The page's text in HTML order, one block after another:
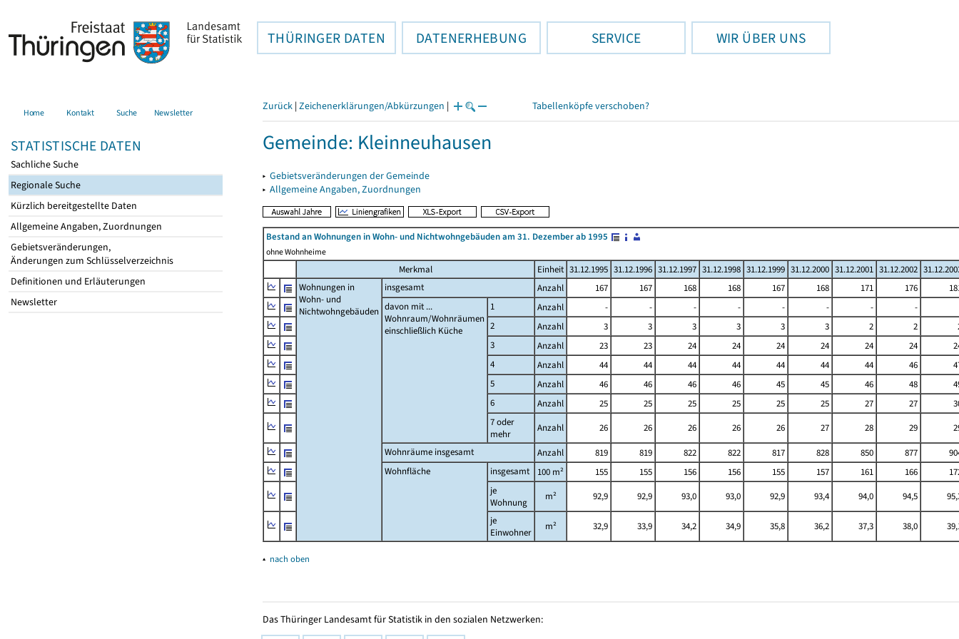
THÜRINGER DATEN DATENERHEBUNG SERVICE WIR ÜBER UNS
Home Kontakt Suche Newsletter
STATISTISCHE DATEN
Sachliche Suche
Regionale Suche
Kürzlich bereitgestellte Daten
Allgemeine Angaben, Zuordnungen
Gebietsveränderungen,
Änderungen zum Schlüsselverzeichnis
Definitionen und Erläuterungen
Newsletter
Zurück | Zeichenerklärungen/Abkürzungen | Tabellenköpfe verschoben?
Gemeinde: Kleinneuhausen
▸ Gebietsveränderungen der Gemeinde
▸ Allgemeine Angaben, Zuordnungen
Bestand an Wohnungen in Wohn- und Nichtwohngebäuden am 31. Dezember ab 1995
ohne Wohnheime
Merkmal Einheit 31.12.1995 31.12.1996 31.12.1997 31.12.1998 31.12.1999 31.12.2000 31.12.2001 31.12.2002
Wohnungen in
Wohn- und
Nichtwohngebäuden
insgesamt Anzahl 167 167 168 168 167 168 171 176
davon mit ...
Wohnraum/Wohnräumen
einschließlich Küche
1 Anzahl - - - - - - -
-
2
Anzahl 3 3 3 3 3 3 2 2
3
Anzahl 23 23 24 24 24 24 24 24
4
Anzahl 44 44 44 44 44 44 44 46
5
Anzahl 46 46 46 46 45 45 46 48
6
Anzahl 25 25 25 25 25 25 27 27
7 oder
mehr
Anzahl 26 26 26 26 26 27 28 29
Wohnräume insgesamt
Anzahl 819 819 822 822 817 828 850 877
Wohnfläche
insgesamt 100 m² 155 155 156 156 155 157 161 166
je
Wohnung
m² 92,9 92,9 93,0 93,0 92,9 93,4 94,0 94,5
je
Einwohner
m² 32,9 33,9 34,2 34,9 35,8 36,2 37,3 38,0
▴ nach oben
Das Thüringer Landesamt für Statistik in den sozialen Netzwerken: